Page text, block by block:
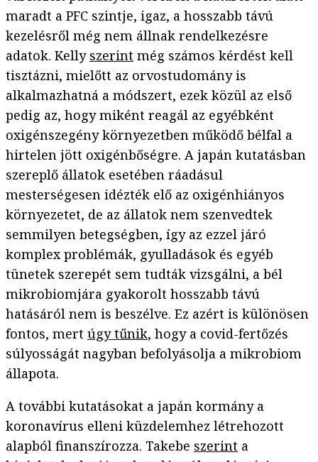
maradt a PFC szintje, igaz, a hosszabb távú
kezelésről még nem állnak rendelkezésre
adatok. Kelly szerint még számos kérdést kell
tisztázni, mielőtt az orvostudomány is
alkalmazhatná a módszert, ezek közül az első
pedig az, hogy miként reagál az egyébként
oxigénszegény környezetben működő bélfal a
hirtelen jött oxigénbőségre. A japán kutatásban
szereplő állatok esetében ráadásul
mesterségesen idézték elő az oxigénhiányos
környezetet, de az állatok nem szenvedtek
semmilyen betegségben, így az ezzel járó
komplex problémák, gyulladások és egyéb
tünetek szerepét sem tudták vizsgálni, a bél
mikrobiomjára gyakorolt hosszabb távú
hatásáról nem is beszélve. Ez azért is különösen
fontos, mert úgy tűnik, hogy a covid-fertőzés
súlyosságát nagyban befolyásolja a mikrobiom
állapota.
A további kutatásokat a japán kormány a
koronavírus elleni küzdelemhez létrehozott
alapból finanszírozza. Takebe szerint a